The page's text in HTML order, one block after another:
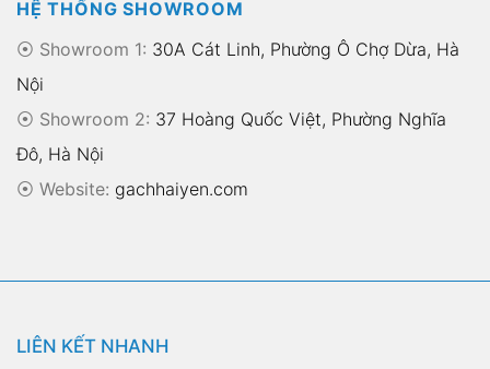
HỆ THỐNG SHOWROOM
⦿ Showroom 1: 30A Cát Linh, Phường Ô Chợ Dừa, Hà
Nội
⦿ Showroom 2: 37 Hoàng Quốc Việt, Phường Nghĩa
Đô, Hà Nội
⦿ Website: gachhaiyen.com
LIÊN KẾT NHANH